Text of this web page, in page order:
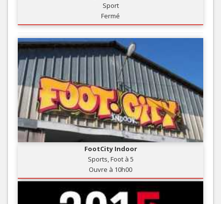
Sport
Fermé
FootCity Indoor
Sports, Foot à 5
Ouvre à 10h00